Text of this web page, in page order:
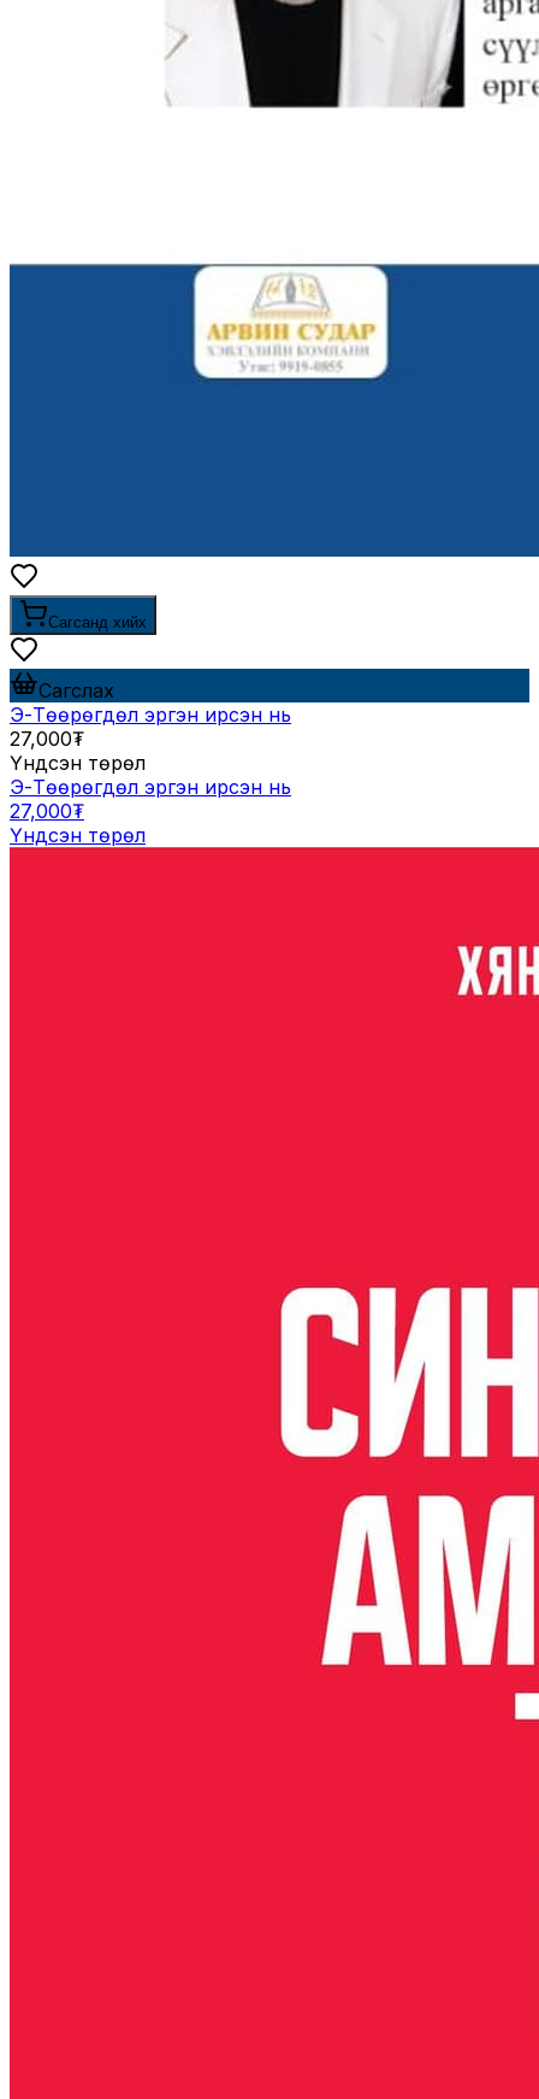
Сагсанд хийх
Сагслах
Э-Төөрөгдөл эргэн ирсэн нь
27,000₮
Үндсэн төрөл
Э-Төөрөгдөл эргэн ирсэн нь
27,000₮
Үндсэн төрөл